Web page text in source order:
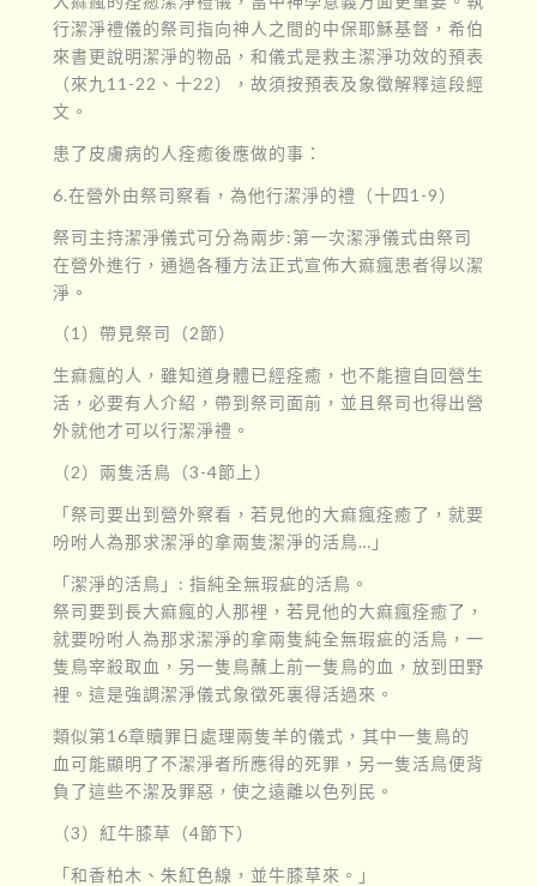
行潔淨禮儀的祭司指向神人之間的中保耶穌基督，希伯
來書更說明潔淨的物品，和儀式是救主潔淨功效的預表
（來九11-22、十22），故須按預表及象徵解釋這段經
文。
患了皮膚病的人痊癒後應做的事：
6.在營外由祭司察看，為他行潔淨的禮（十四1-9）
祭司主持潔淨儀式可分為兩步:第一次潔淨儀式由祭司
在營外進行，通過各種方法正式宣佈大痲瘋患者得以潔
淨。
（1）帶見祭司（2節）
生痲瘋的人，雖知道身體已經痊癒，也不能擅自回營生
活，必要有人介紹，帶到祭司面前，並且祭司也得出營
外就他才可以行潔淨禮。
（2）兩隻活鳥（3-4節上）
「祭司要出到營外察看，若見他的大痲瘋痊癒了，就要
吩咐人為那求潔淨的拿兩隻潔淨的活鳥…」
「潔淨的活鳥」: 指純全無瑕疵的活鳥。
祭司要到長大痲瘋的人那裡，若見他的大痲瘋痊癒了，
就要吩咐人為那求潔淨的拿兩隻純全無瑕疵的活鳥，一
隻鳥宰殺取血，另一隻鳥蘸上前一隻鳥的血，放到田野
裡。這是強調潔淨儀式象徵死裏得活過來。
類似第16章贖罪日處理兩隻羊的儀式，其中一隻鳥的
血可能顯明了不潔淨者所應得的死罪，另一隻活鳥便背
負了這些不潔及罪惡，使之遠離以色列民。
（3）紅牛膝草（4節下）
「和香柏木、朱紅色線，並牛膝草來。」